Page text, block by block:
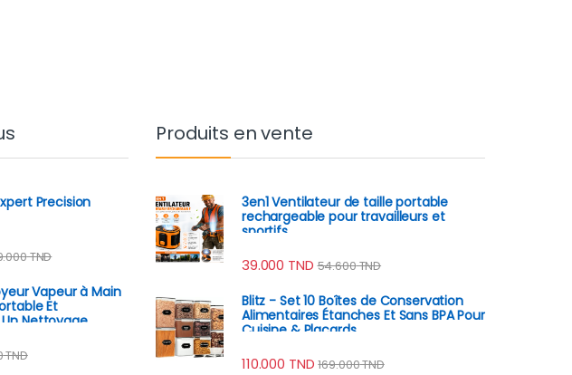
Precision
TND
Vapeur à Main
Et
Nettoyage
TND
Produits en vente
3en1 Ventilateur de taille portable
rechargeable pour travailleurs et
sportifs
39.000 TND 54.600TND
Blitz - Set 10 Boîtes de Conservation
Alimentaires Étanches Et Sans BPA Pour
Cuisine & Placards
110.000 TND 169.000TND